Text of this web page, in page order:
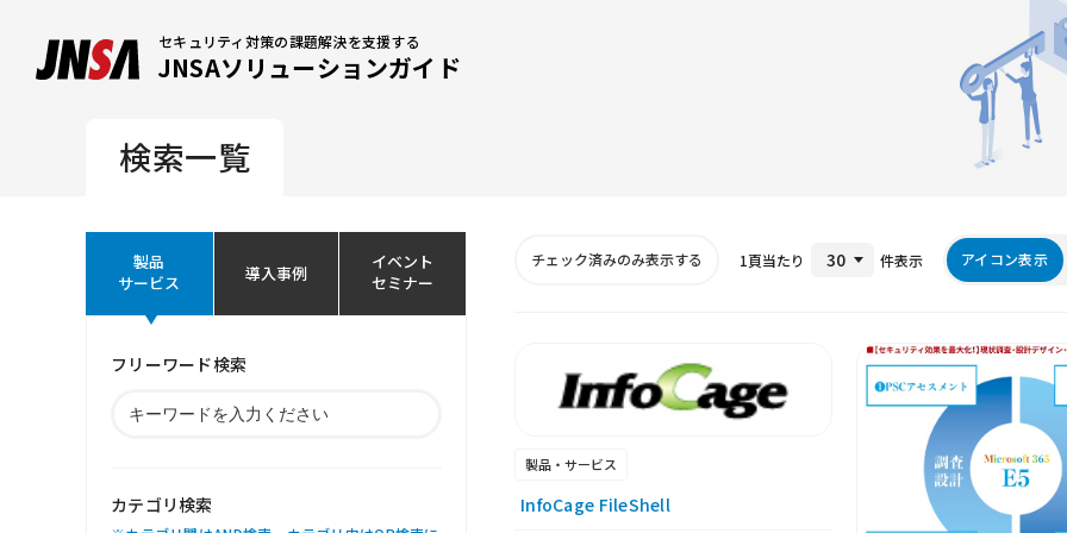
セキュリティ対策の課題解決を支援する
JNSAソリューションガイド
検索一覧
1頁当たり 30 件表示 アイコン表示
製品・サービス
InfoCage FileShell
製品
サービス
導入事例
イベント
セミナー
フリーワード検索
カテゴリ検索